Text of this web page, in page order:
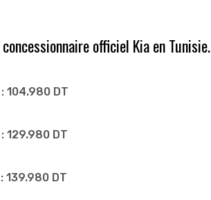
officiel Kia en Tunisie.
104.980 DT
129.980 DT
139.980 DT